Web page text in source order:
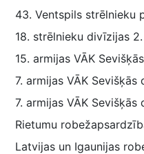
43. Ventspils strēlnieku
18. strēlnieku divīzijas
15. armijas VĀK
7. armijas VĀK
7. armijas VĀK
Rietumu
Latvijas un Igaunijas